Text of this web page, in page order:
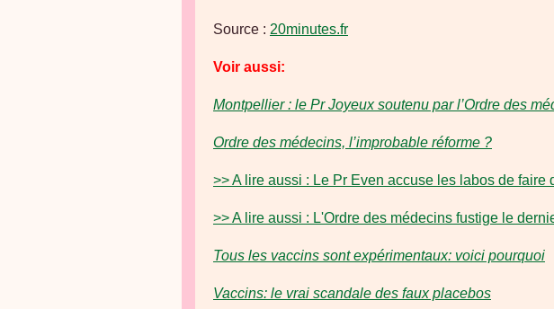
Source : 20minutes.fr
Voir aussi:
Montpellier : le Pr Joyeux soutenu par l’Ordre des
Ordre des médecins, l’improbable réforme ?
>> A lire aussi : Le Pr Even accuse les labos de faire
>> A lire aussi : L'Ordre des médecins fustige le
Tous les vaccins sont expérimentaux: voici pourquoi
Vaccins: le vrai scandale des faux placebos